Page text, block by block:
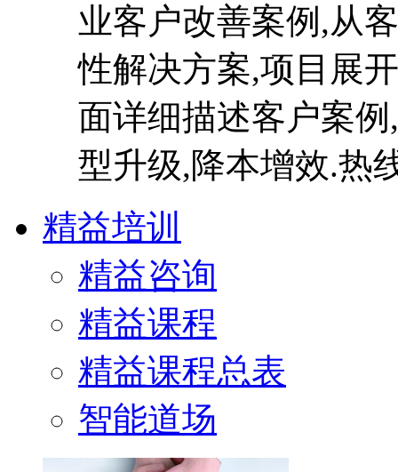
业客户改善案例,从
性解决方案,项目展
面详细描述客户案
型升级,降本增效.热
精益培训
精益咨询
精益课程
精益课程总表
智能道场